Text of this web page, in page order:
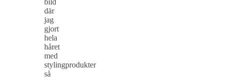
där
jag
gjort
hela
håret
med
stylingprodukter
så